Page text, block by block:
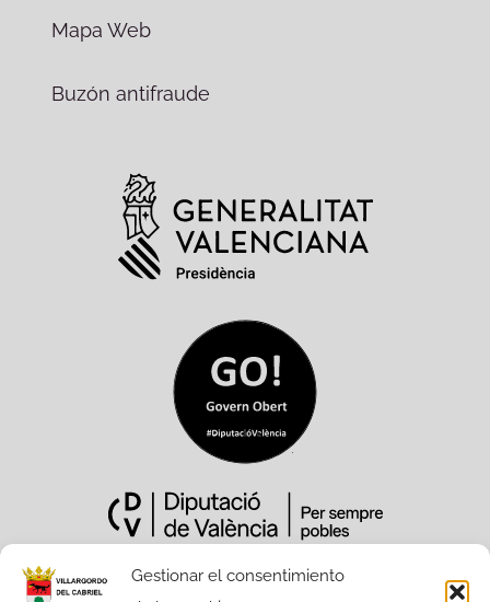
Gestionar el consentimiento
Mapa Web
Buzón antifraude